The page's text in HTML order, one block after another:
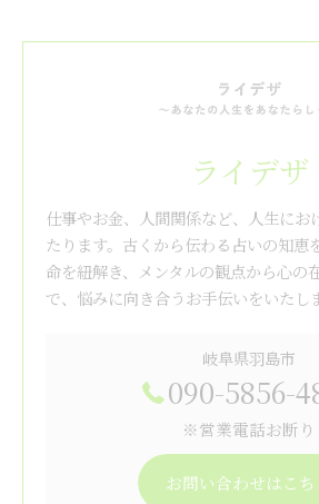
ライデザ
仕事やお金、人間関係など、人生にお
たります。古くから伝わる占いの知恵
命を紐解き、メンタルの観点から心の
で、悩みに向き合うお手伝いをいたし
岐阜県羽島市
090-5856-
※営業電話お断り
お問い合わせはこち